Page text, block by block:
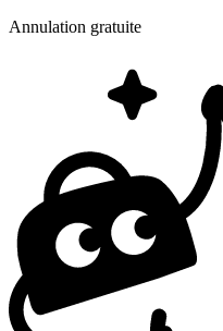
Annulation gratuite